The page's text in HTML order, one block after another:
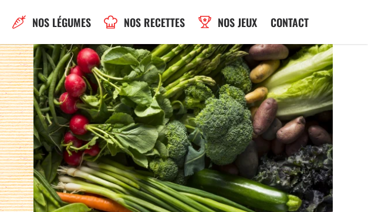
NOS LÉGUMES NOS RECETTES NOS JEUX CONTACT